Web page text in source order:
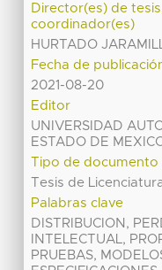
Director(es) de
coordinador(es)
HURTADO
Fecha de
2021-08-20
Editor
UNIVERSIDAD
ESTADO DE
Tipo de documento
Tesis de
Palabras clave
DISTRIBUCION,
INTELECTUAL,
PRUEBAS,